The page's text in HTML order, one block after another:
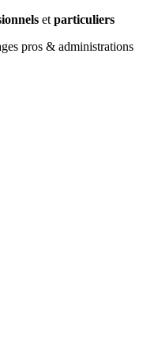
et particuliers
pros & administrations